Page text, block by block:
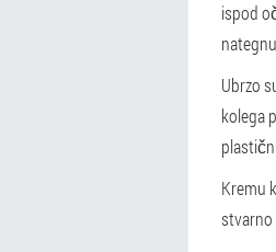
ispod
Ubrzo
kolega
Kremu
stvarno